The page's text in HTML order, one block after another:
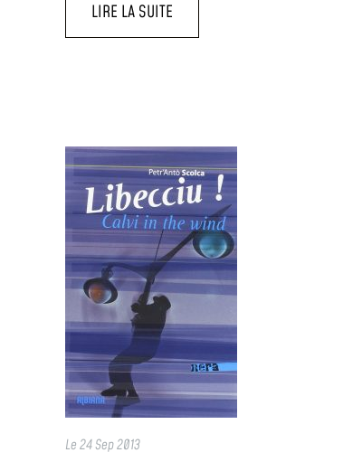
LIRE LA SUITE
Le24 Sep 2013